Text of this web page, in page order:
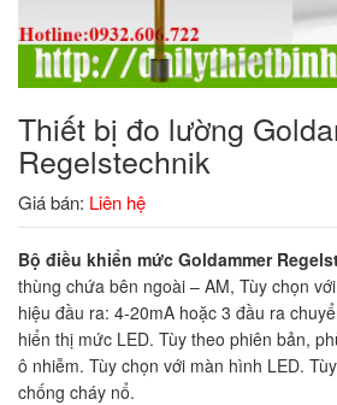
Thiết bị đo lường
Regelstechnik
Giá bán: Liên hệ
Bộ điều khiển mức Goldammer
thùng chứa bên ngoài – AM, Tùy chọn
hiệu đầu ra: 4-20mA hoặc 3 đầu ra
hiển thị mức LED. Tùy theo phiên bản,
ô nhiễm. Tùy chọn với màn hình LED.
chống cháy nổ.